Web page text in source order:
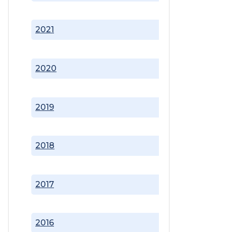
2016
2017
2018
2019
2020
2021